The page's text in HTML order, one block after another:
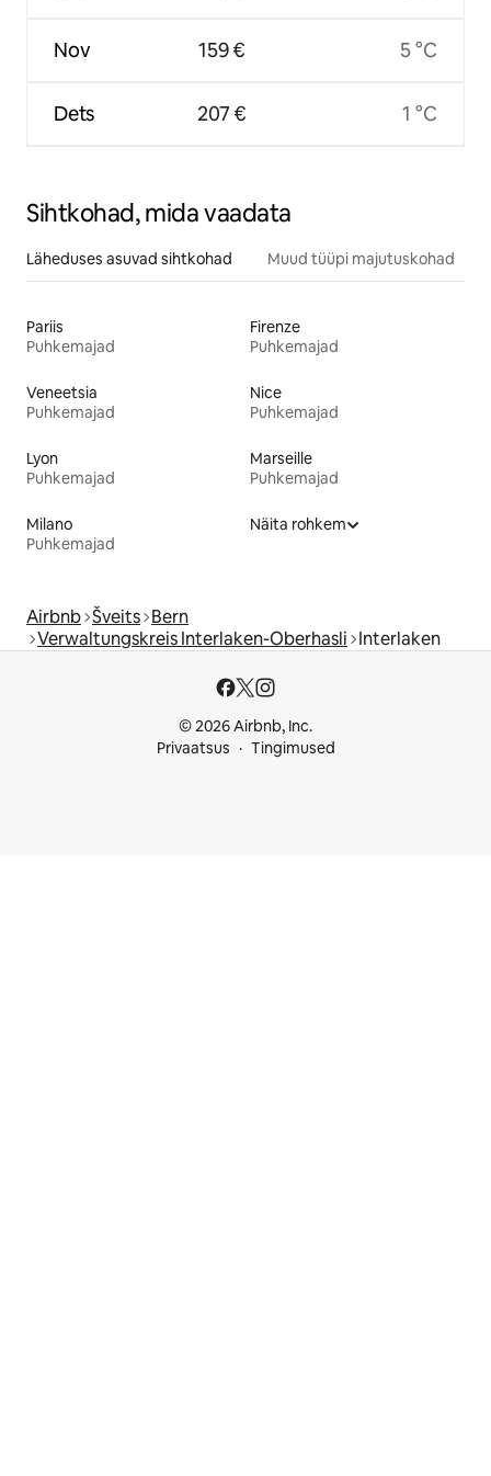
Nov
Dets
159 €
207 €
5 °C
1 °C
Sihtkohad, mida vaadata
Läheduses asuvad sihtkohad Muud tüüpi majutuskohad
Pariis
Puhkemajad
Firenze
Puhkemajad
Veneetsia
Puhkemajad
Nice
Puhkemajad
Lyon
Puhkemajad
Marseille
Puhkemajad
Milano
Puhkemajad
Näita rohkem
Airbnb Šveits Bern
Verwaltungskreis Interlaken-Oberhasli Interlaken
© 2026 Airbnb, Inc.
Privaatsus
Tingimused